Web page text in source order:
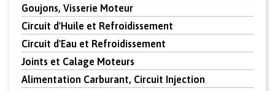
Goujons, Visserie Moteur
Circuit d'Huile et Refroidissement
Circuit d'Eau et Refroidissement
Joints et Calage Moteurs
Alimentation Carburant, Circuit Injection